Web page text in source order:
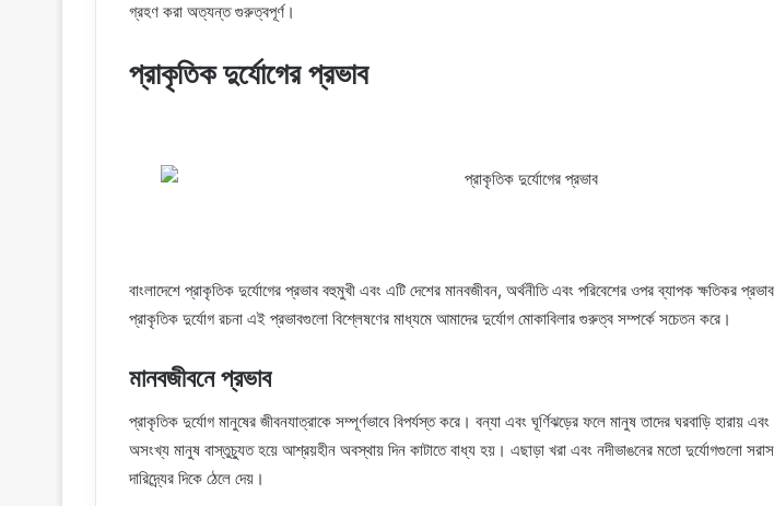
গ্রহণ করা অত্যন্ত গুরুত্বপূর্ণ।
প্রাকৃতিক দুর্যোগের প্রভাব
বাংলাদেশে প্রাকৃতিক দুর্যোগের প্রভাব বহুমুখী এবং এটি দেশের মানবজীবন, অর্থনীতি এবং পরিবেশের ওপর ব্যাপক ক্ষতিকর
প্রাকৃতিক দুর্যোগ রচনা এই প্রভাবগুলো বিশ্লেষণের মাধ্যমে আমাদের দুর্যোগ মোকাবিলার গুরুত্ব সম্পর্কে সচেতন করে।
মানবজীবনে প্রভাব
প্রাকৃতিক দুর্যোগ মানুষের জীবনযাত্রাকে সম্পূর্ণভাবে বিপর্যস্ত করে। বন্যা এবং ঘূর্ণিঝড়ের ফলে মানুষ তাদের ঘরবাড়ি হারায়
অসংখ্য মানুষ বাস্তুচ্যুত হয়ে আশ্রয়হীন অবস্থায় দিন কাটাতে বাধ্য হয়। এছাড়া খরা এবং নদীভাঙনের মতো দুর্যোগগুলো
দারিদ্র্যের দিকে ঠেলে দেয়।